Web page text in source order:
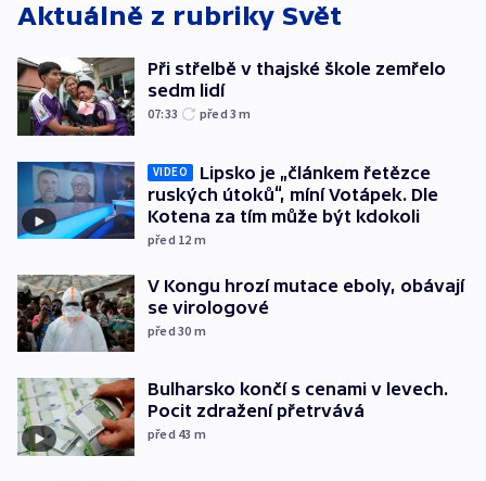
Aktuálně z rubriky Svět
Při střelbě v thajské škole zemřelo
sedm lidí
07:33 před 3m
VIDEO
Lipsko je „článkem řetězce
ruských útoků“, míní Votápek. Dle
Kotena za tím může být kdokoli
před 12 m
V Kongu hrozí mutace eboly, obávají
se virologové
před 30 m
Bulharsko končí s cenami v levech.
Pocit zdražení přetrvává
před 43 m